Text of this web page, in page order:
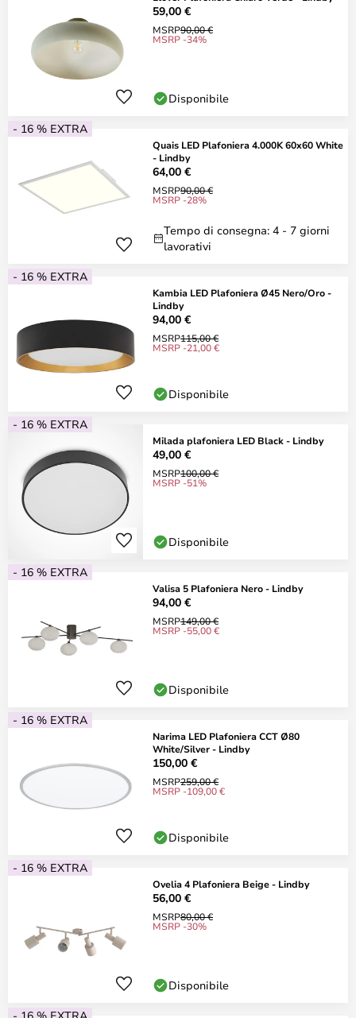
59,00 €
MSRP90,00 €
MSRP -34%
Disponibile
- 16 % EXTRA
Quais LED Plafoniera 4.000K 60x60 White
- Lindby
64,00 €
MSRP90,00 €
MSRP -28%
Tempo di consegna: 4 - 7 giorni
lavorativi
- 16 % EXTRA
Kambia LED Plafoniera Ø45 Nero/Oro -
Lindby
94,00 €
MSRP115,00 €
MSRP -21,00 €
Disponibile
- 16 % EXTRA
Milada plafoniera LED Black - Lindby
49,00 €
MSRP100,00 €
MSRP -51%
Disponibile
- 16 % EXTRA
Valisa 5 Plafoniera Nero - Lindby
94,00 €
MSRP149,00 €
MSRP -55,00 €
Disponibile
- 16 % EXTRA
Narima LED Plafoniera CCT Ø80
White/Silver - Lindby
150,00 €
MSRP259,00 €
MSRP -109,00 €
Disponibile
- 16 % EXTRA
Ovelia 4 Plafoniera Beige - Lindby
56,00 €
MSRP80,00 €
MSRP -30%
Disponibile